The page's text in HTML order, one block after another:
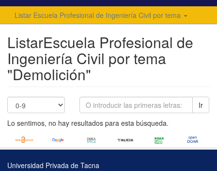
Listar Escuela Profesional de Ingeniería Civil por tema
ListarEscuela Profesional de
Ingeniería Civil por tema
"Demolición"
Ir
Lo sentimos, no hay resultados para esta búsqueda.
Universidad Privada de Tacna